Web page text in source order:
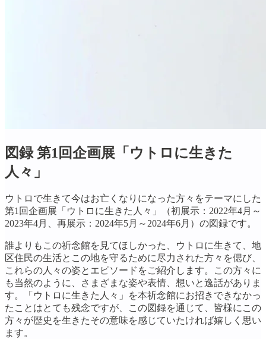
図録 第1回企画展「ウトロに生きた
人々」
ウトロで生きて今はお亡くなりになった方々をテーマにした
第1回企画展「ウトロに生きた人々」（初展示：2022年4月～
2023年4月、再展示：2024年5月～2024年6月）の図録です。
誰よりもこの祈念館を見てほしかった、ウトロに生きて、地
区住民の生活とこの地を守るために尽力された方々を偲び、
これらの人々の姿とエピソードをご紹介します。この方々に
も当然のように、さまざまな姿や表情、想いと逸話がありま
す。「ウトロに生きた人々」を本祈念館にお招きできなかっ
たことはとても残念ですが、この図録を通じて、皆様にこの
方々が歴史を生きたその意味を感じていたければ嬉しく思い
ます。